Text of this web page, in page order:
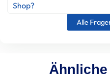
Shop?
Alle